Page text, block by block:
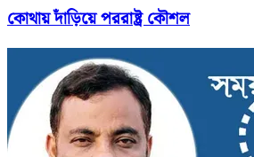
কোথায় দাঁড়িয়ে পররাষ্ট্র কৌশল